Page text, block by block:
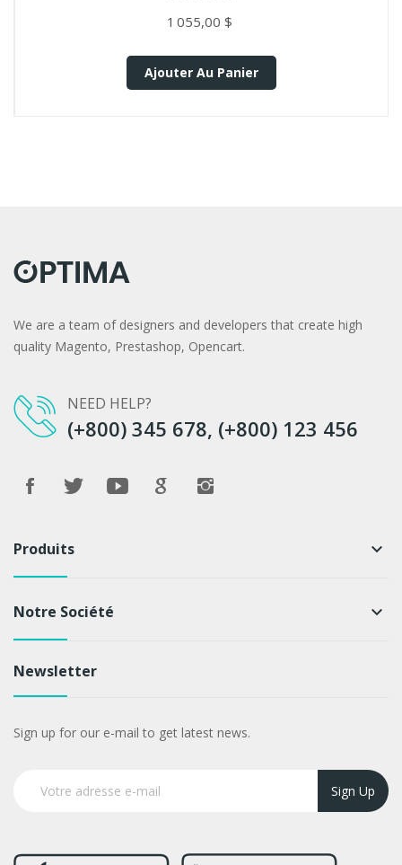
1 055,00 $
Ajouter Au Panier
We are a team of designers and developers that create high
quality Magento, Prestashop, Opencart.
NEED HELP?
(+800) 345 678, (+800) 123 456
Produits keyboard_arrow_down
Notre Société keyboard_arrow_down
Newsletter
Sign up for our e-mail to get latest news.
Sign Up